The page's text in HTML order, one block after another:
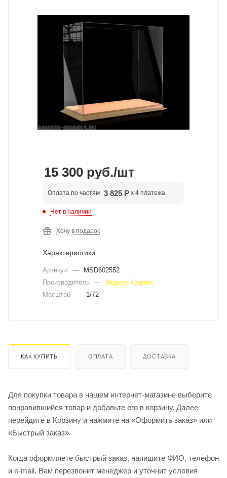
15 300 руб./шт
Оплата по частям 3 825 Р x 4 платежа
Нет в наличии
Хочу в подарок
Характеристики
Артикул —
MSD602552
Производитель
—
Модель-Сервис
Масштаб — 1/72
КАК КУПИТЬ ОПЛАТА ДОСТАВКА
Для покупки товара в нашем интернет-магазине выберите
понравившийся товар и добавьте его в корзину. Далее
перейдите в Корзину и нажмите на «Оформить заказ» или
«Быстрый заказ».
Когда оформляете быстрый заказ, напишите ФИО, телефон
и e-mail. Вам перезвонит менеджер и уточнит условия